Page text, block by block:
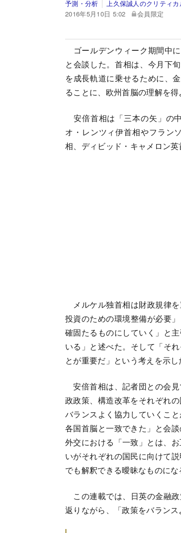
予測・分析
上久保誠人のクリティ
2016年5月10日 5:02
会員限定
ゴールデンウィーク期間中
と会談した。首相は、今月下
を成長軌道に乗せるために、
ることに、欧州首脳の理解を得
安倍首相は「三本の矢」の
オ・レンツィ伊首相やフラン
相、ディビッド・キャメロン
メルケル独首相は財政規律
投資のための環境整備が必要
確固たるものにしていく」と
いる」と述べた。そして「そ
とが重要だ」という考えを示し
安倍首相は、記者団との会
政政策、構造改革をそれぞれの
バランスよく協力していくこと
各国首脳と一致できた」と会談
外交における「一致」とは、
いがそれぞれの国民に向けて
でも解釈できる曖昧なものにな
この連載では、日英の金融
返りながら、「政策をバラン